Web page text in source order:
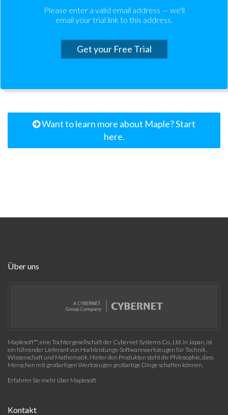
Please enter a valid email address — we'll
email your trial link to this address.
Get your Free Trial
Want to learn more about Maple? Start
here.
Über uns
Maplesoft™, eine Tochtergesellschaft der Cybernet Systems Co., Ltd. in Japan, ist
ein führender Lieferant von Hochleistungs-Softwarewerkzeugen für Technik,
Wissenschaft und Mathematik. Hinter den Produkten steht die Philosophie, dass
Menschen mit großartigen Werkzeugen großartige Dinge schaffen können.
Erfahren Sie mehr über Maplesoft
Kontakt